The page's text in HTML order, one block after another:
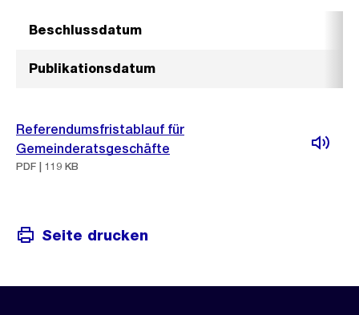
Beschlussdatum
Publikationsdatum
Referendumsfristablauf für
Gemeinderatsgeschäfte
PDF | 119 KB
Seite drucken